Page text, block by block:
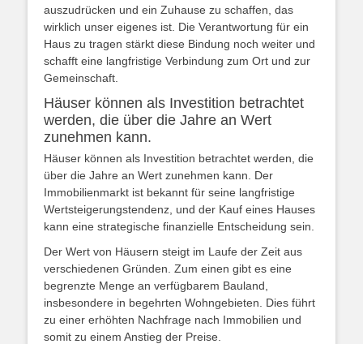
auszudrücken und ein Zuhause zu schaffen, das
wirklich unser eigenes ist. Die Verantwortung für ein
Haus zu tragen stärkt diese Bindung noch weiter und
schafft eine langfristige Verbindung zum Ort und zur
Gemeinschaft.
Häuser können als Investition betrachtet
werden, die über die Jahre an Wert
zunehmen kann.
Häuser können als Investition betrachtet werden, die
über die Jahre an Wert zunehmen kann. Der
Immobilienmarkt ist bekannt für seine langfristige
Wertsteigerungstendenz, und der Kauf eines Hauses
kann eine strategische finanzielle Entscheidung sein.
Der Wert von Häusern steigt im Laufe der Zeit aus
verschiedenen Gründen. Zum einen gibt es eine
begrenzte Menge an verfügbarem Bauland,
insbesondere in begehrten Wohngebieten. Dies führt
zu einer erhöhten Nachfrage nach Immobilien und
somit zu einem Anstieg der Preise.